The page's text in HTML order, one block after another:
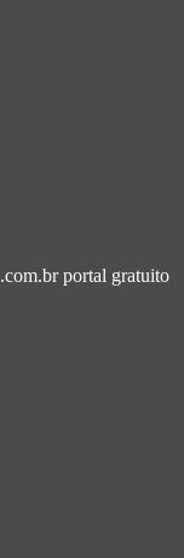
portal gratuito